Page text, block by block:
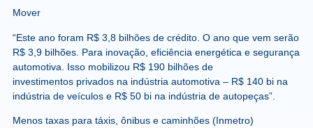
Mover
“Este ano foram R$ 3,8 bilhões de crédito. O ano que vem serão
R$ 3,9 bilhões. Para inovação, eficiência energética e segurança
automotiva. Isso mobilizou R$ 190 bilhões de
investimentos privados na indústria automotiva – R$ 140 bi na
indústria de veículos e R$ 50 bi na indústria de autopeças”.
Menos taxas para táxis, ônibus e caminhões (Inmetro)